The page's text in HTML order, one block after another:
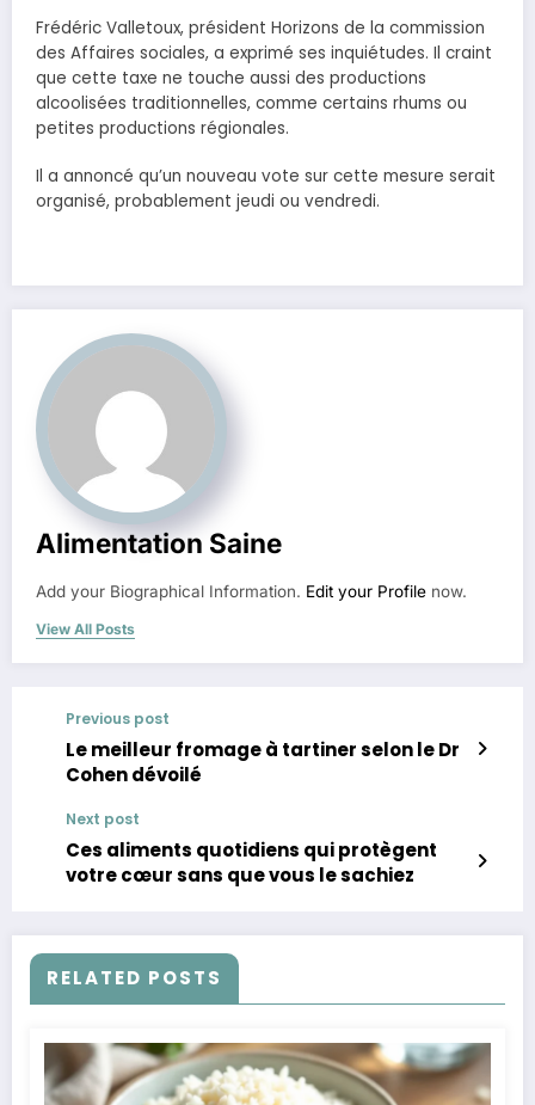
Frédéric Valletoux, président Horizons de la commission
des Affaires sociales, a exprimé ses inquiétudes. Il craint
que cette taxe ne touche aussi des productions
alcoolisées traditionnelles, comme certains rhums ou
petites productions régionales.
Il a annoncé qu’un nouveau vote sur cette mesure serait
organisé, probablement jeudi ou vendredi.
Alimentation Saine
Add your Biographical Information. Edit your Profile now.
View All Posts
Previous post
Le meilleur fromage à tartiner selon le Dr
Cohen dévoilé
Next post
Ces aliments quotidiens qui protègent
votre cœur sans que vous le sachiez
RELATED POSTS